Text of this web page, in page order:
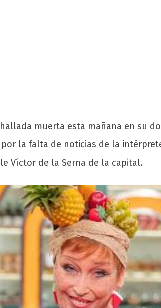
muerta esta mañana en su
la falta de noticias de la
Víctor de la Serna de la capital.